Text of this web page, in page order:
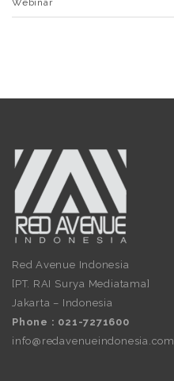
Red Avenue Indonesia
[PT. RAI Surya Mediatama]
Jakarta – Indonesia
Phone : 021-7271600
info@redavenueindonesia.com